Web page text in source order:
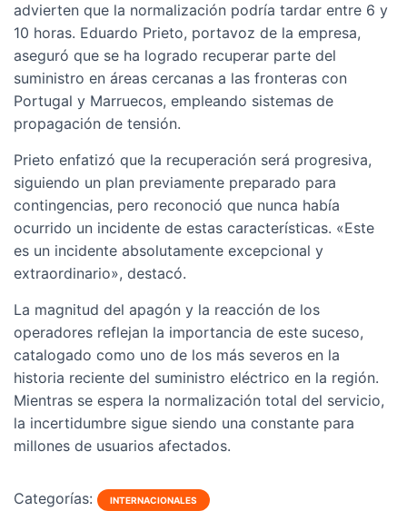
advierten que la normalización podría tardar entre 6 y
10 horas. Eduardo Prieto, portavoz de la empresa,
aseguró que se ha logrado recuperar parte del
suministro en áreas cercanas a las fronteras con
Portugal y Marruecos, empleando sistemas de
propagación de tensión.
Prieto enfatizó que la recuperación será progresiva,
siguiendo un plan previamente preparado para
contingencias, pero reconoció que nunca había
ocurrido un incidente de estas características. «Este
es un incidente absolutamente excepcional y
extraordinario», destacó.
La magnitud del apagón y la reacción de los
operadores reflejan la importancia de este suceso,
catalogado como uno de los más severos en la
historia reciente del suministro eléctrico en la región.
Mientras se espera la normalización total del servicio,
la incertidumbre sigue siendo una constante para
millones de usuarios afectados.
Categorías: INTERNACIONALES